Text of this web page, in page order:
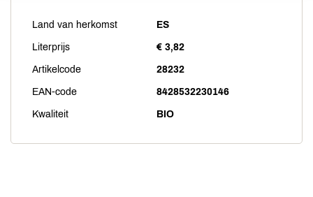
Land van herkomst ES
Literprijs € 3,82
Artikelcode 28232
EAN-code 8428532230146
Kwaliteit BIO